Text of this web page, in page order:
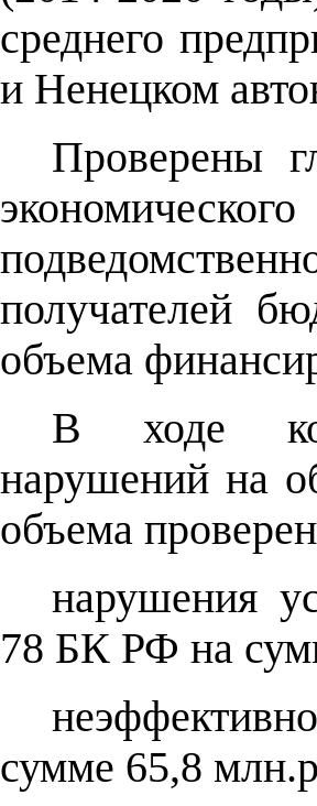
среднего
и Ненецком
Проверены
получателей
объема
В ходе
нарушений на
объема
нарушения
78 БК РФ на
сумме 65,8